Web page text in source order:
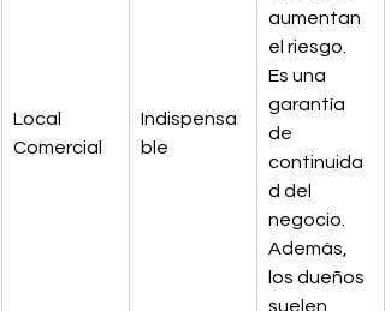
Local
Comercial
Indispensa
ble
aumentan
el riesgo.
Es una
garantía
de
continuida
d del
negocio.
Además,
los dueños
suelen